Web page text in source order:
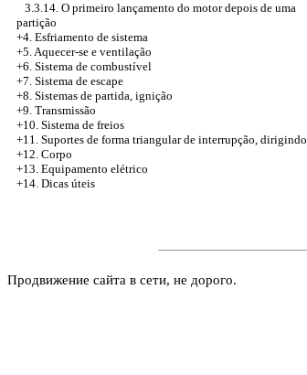
3.3.14. O primeiro lançamento do motor depois de uma
partição
+4. Esfriamento de sistema
+5. Aquecer-se e ventilação
+6. Sistema de combustível
+7. Sistema de escape
+8. Sistemas de partida, ignição
+9. Transmissão
+10. Sistema de freios
+11. Suportes de forma triangular de interrupção, dirigindo
+12. Corpo
+13. Equipamento elétrico
+14. Dicas úteis
Продвижение сайта в сети, не дорого.